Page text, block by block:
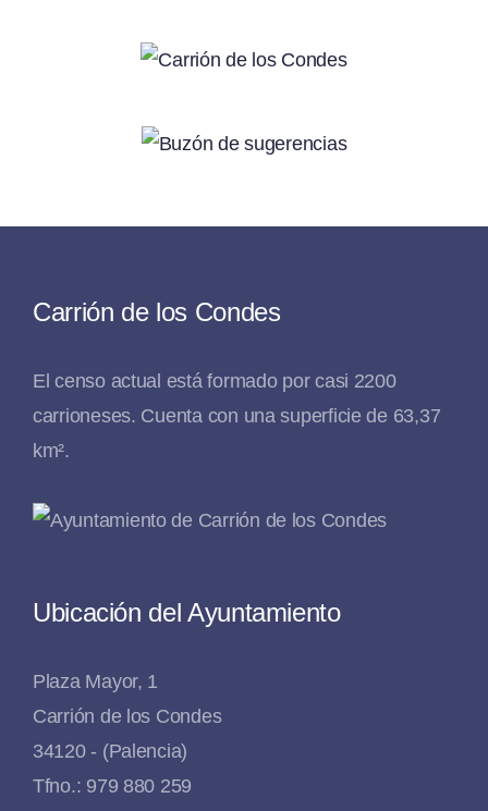
Carrión de los Condes
El censo actual está formado por casi 2200
carrioneses. Cuenta con una superficie de 63,37
km².
Ubicación del Ayuntamiento
Plaza Mayor, 1
Carrión de los Condes
34120 - (Palencia)
Tfno.: 979 880 259